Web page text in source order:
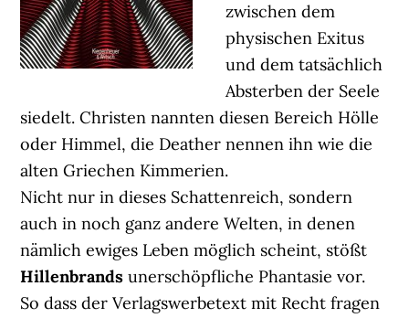
zwischen dem
physischen Exitus
und dem tatsächlich
Absterben der Seele
siedelt. Christen nannten diesen Bereich Hölle
oder Himmel, die Deather nennen ihn wie die
alten Griechen Kimmerien.
Nicht nur in dieses Schattenreich, sondern
auch in noch ganz andere Welten, in denen
nämlich ewiges Leben möglich scheint, stößt
Hillenbrandsunerschöpfliche Phantasie vor.
So dass der Verlagswerbetext mit Recht fragen